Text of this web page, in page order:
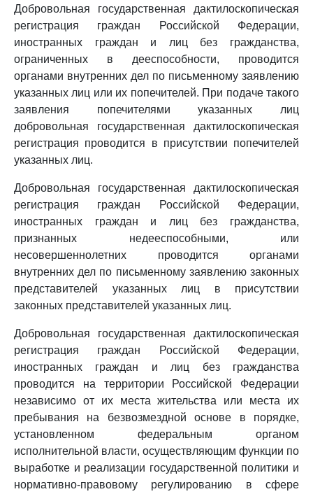
Добровольная государственная дактилоскопическая
регистрация граждан Российской Федерации,
иностранных граждан и лиц без гражданства,
ограниченных в дееспособности, проводится
органами внутренних дел по письменному заявлению
указанных лиц или их попечителей. При подаче такого
заявления попечителями указанных лиц
добровольная государственная дактилоскопическая
регистрация проводится в присутствии попечителей
указанных лиц.
Добровольная государственная дактилоскопическая
регистрация граждан Российской Федерации,
иностранных граждан и лиц без гражданства,
признанных недееспособными, или
несовершеннолетних проводится органами
внутренних дел по письменному заявлению законных
представителей указанных лиц в присутствии
законных представителей указанных лиц.
Добровольная государственная дактилоскопическая
регистрация граждан Российской Федерации,
иностранных граждан и лиц без гражданства
проводится на территории Российской Федерации
независимо от их места жительства или места их
пребывания на безвозмездной основе в порядке,
установленном федеральным органом
исполнительной власти, осуществляющим функции по
выработке и реализации государственной политики и
нормативно-правовому регулированию в сфере